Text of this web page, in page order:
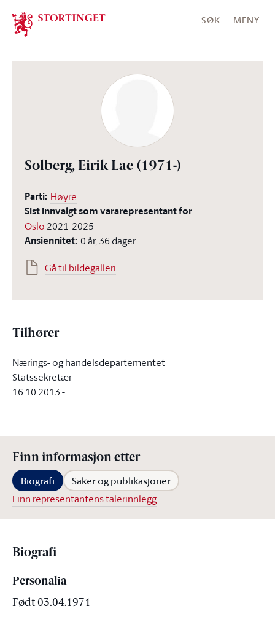
Stortinget.no
SØK MENY
Solberg, Eirik Lae (1971-)
Parti: Høyre
Sist innvalgt som vararepresentant for
Oslo 2021-2025
Ansiennitet: 0 år, 36 dager
Gå til bildegalleri
Tilhører
Nærings- og handelsdepartementet
Statssekretær
16.10.2013-
Finn informasjon etter
Biografi Saker og publikasjoner
Finn representantens talerinnlegg
Biografi
Personalia
Født 03.04.1971